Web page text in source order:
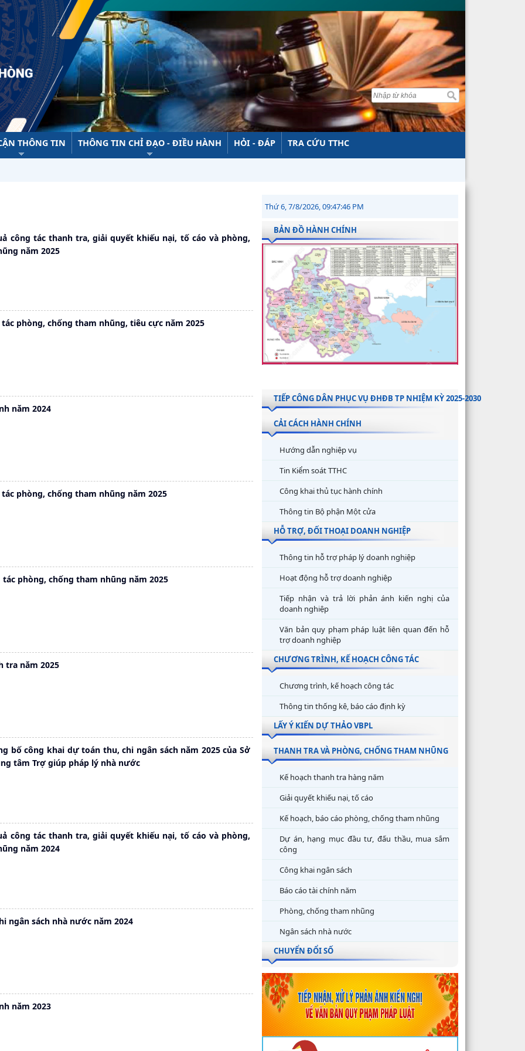
THÔNG TIN THÔNG TIN CHỈ ĐẠO - ĐIỀU HÀNH HỎI - ĐÁP TRA CỨU TTHC
công tác thanh tra, giải quyết khiếu nại, tố cáo và phòng,
năm 2025
tác phòng, chống tham nhũng, tiêu cực năm 2025
năm 2024
tác phòng, chống tham nhũng năm 2025
tác phòng, chống tham nhũng năm 2025
tra năm 2025
bố công khai dự toán thu, chi ngân sách năm 2025 của Sở
tâm Trợ giúp pháp lý nhà nước
công tác thanh tra, giải quyết khiếu nại, tố cáo và phòng,
năm 2024
ngân sách nhà nước năm 2024
năm 2023
Thứ 6, 7/8/2026, 09:47:47 PM
BẢN ĐỒ HÀNH CHÍNH
TIẾP CÔNG DÂN PHỤC VỤ ĐHĐB TP NHIỆM KỲ 2025-2030
CẢI CÁCH HÀNH CHÍNH
Hướng dẫn nghiệp vụ
Tin Kiểm soát TTHC
Công khai thủ tục hành chính
Thông tin Bộ phận Một cửa
HỖ TRỢ, ĐỐI THOẠI DOANH NGHIỆP
Thông tin hỗ trợ pháp lý doanh nghiệp
Hoạt động hỗ trợ doanh nghiệp
Tiếp nhận và trả lời phản ánh kiến nghị của
doanh nghiệp
Văn bản quy phạm pháp luật liên quan đến hỗ
trợ doanh nghiệp
CHƯƠNG TRÌNH, KẾ HOẠCH CÔNG TÁC
Chương trình, kế hoạch công tác
Thông tin thống kê, báo cáo định kỳ
LẤY Ý KIẾN DỰ THẢO VBPL
THANH TRA VÀ PHÒNG, CHỐNG THAM NHŨNG
Kế hoạch thanh tra hàng năm
Giải quyết khiếu nại, tố cáo
Kế hoạch, báo cáo phòng, chống tham nhũng
Dự án, hạng mục đầu tư, đấu thầu, mua sắm
công
Công khai ngân sách
Báo cáo tài chính năm
Phòng, chống tham nhũng
Ngân sách nhà nước
CHUYỂN ĐỔI SỐ